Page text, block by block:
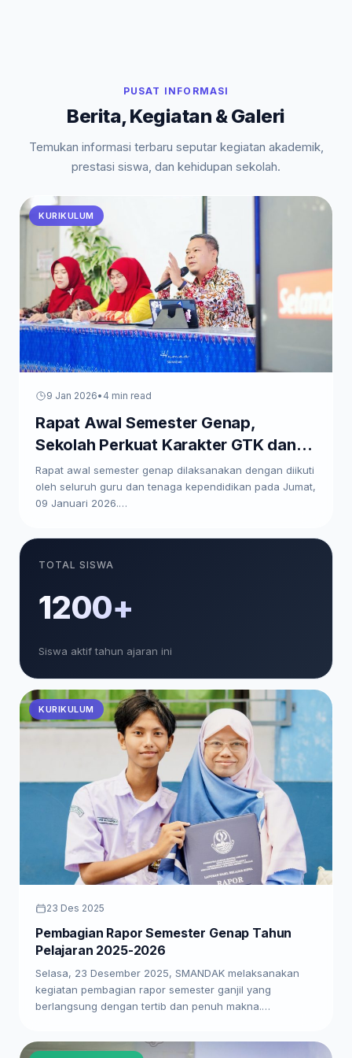
PUSAT INFORMASI
Berita, Kegiatan & Galeri
Temukan informasi terbaru seputar kegiatan akademik,
prestasi siswa, dan kehidupan sekolah.
KURIKULUM
9 Jan 2026• 4 min read
Rapat Awal Semester Genap,
Sekolah Perkuat Karakter GTK dan
Paparkan Program Kerja
Rapat awal semester genap dilaksanakan dengan diikuti
oleh seluruh guru dan tenaga kependidikan pada Jumat,
09 Januari 2026.…
TOTAL SISWA
1200+
Siswa aktif tahun ajaran ini
KURIKULUM
23 Des 2025
Pembagian Rapor Semester Genap Tahun
Pelajaran 2025-2026
Selasa, 23 Desember 2025, SMANDAK melaksanakan
kegiatan pembagian rapor semester ganjil yang
berlangsung dengan tertib dan penuh makna.…